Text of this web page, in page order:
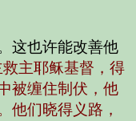
这也许能改善他
主耶稣基督，得
被缠住制伏，他
他们晓得义路，